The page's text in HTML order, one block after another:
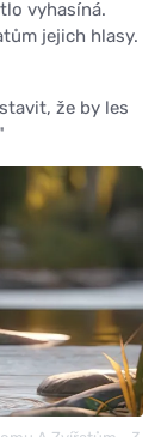
vyhasíná.
jejich hlasy.
že by les